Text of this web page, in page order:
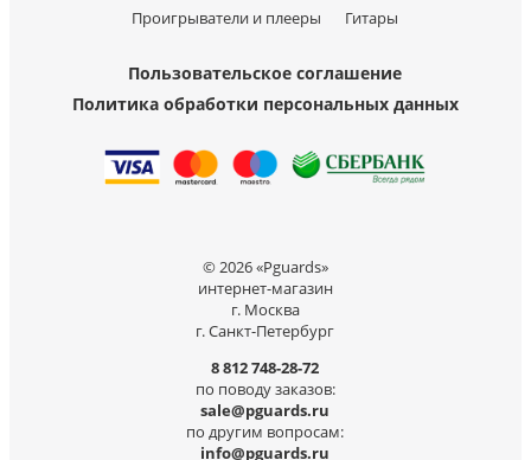
Проигрыватели и плееры
Гитары
Пользовательское соглашение
Политика обработки персональных данных
© 2026 «Pguards»
интернет-магазин
г. Москва
г. Санкт-Петербург
8 812 748-28-72
по поводу заказов:
sale@pguards.ru
по другим вопросам:
info@pguards.ru